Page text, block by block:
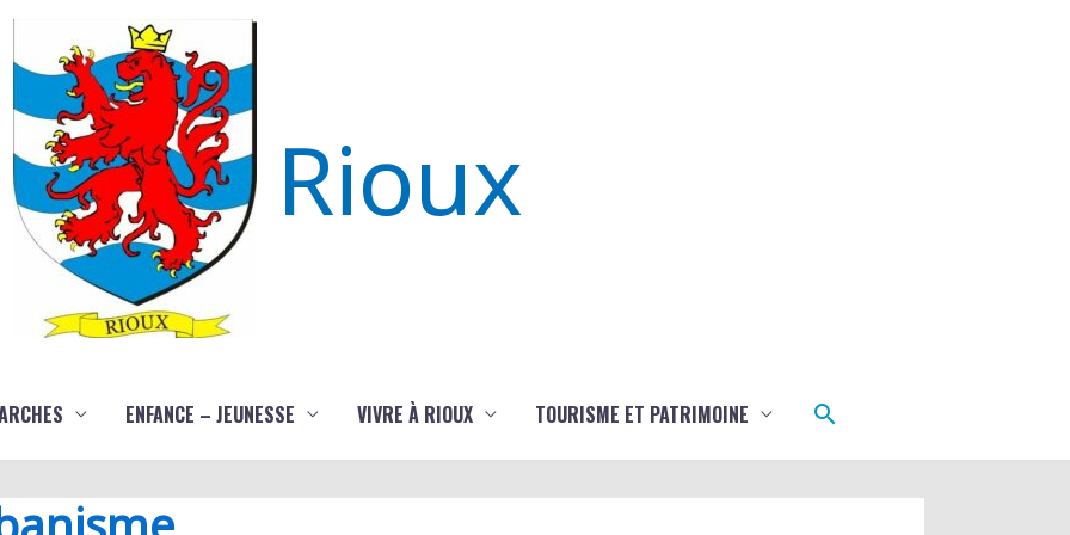
Rioux
ENFANCE – JEUNESSE VIVRE À RIOUX TOURISME ET PATRIMOINE Rechercher